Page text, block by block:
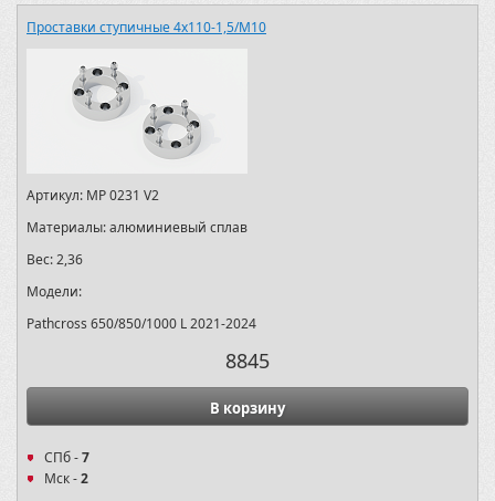
Проставки ступичные 4х110-1,5/M10
Артикул: MP 0231 V2
Материалы:алюминиевый сплав
Вес:2,36
Модели:
Pathcross 650/850/1000 L 2021-2024
8845
В корзину
СПб -7
Мск -2